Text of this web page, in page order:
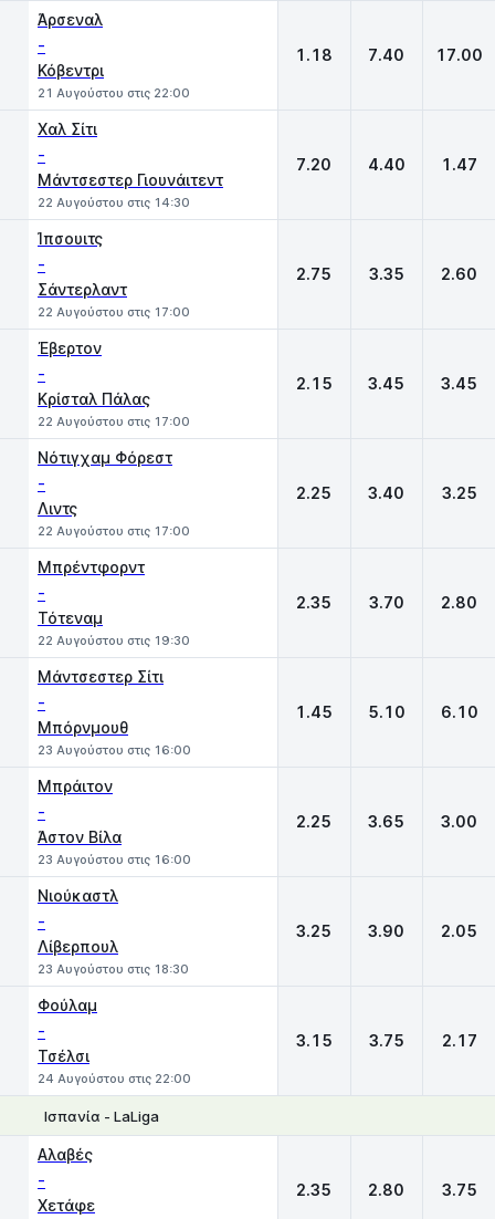
Άρσεναλ
-
Κόβεντρι
21 Αυγούστου στις 22:00
1.18 7.40 17.00
Χαλ Σίτι
-
Μάντσεστερ Γιουνάιτεντ
22 Αυγούστου στις 14:30
7.20 4.40 1.47
Ίπσουιτς
-
Σάντερλαντ
22 Αυγούστου στις 17:00
2.75 3.35 2.60
Έβερτον
-
Κρίσταλ Πάλας
22 Αυγούστου στις 17:00
2.15 3.45 3.45
Νότιγχαμ Φόρεστ
-
Λιντς
22 Αυγούστου στις 17:00
2.25 3.40 3.25
Μπρέντφορντ
-
Τότεναμ
22 Αυγούστου στις 19:30
2.35 3.70 2.80
Μάντσεστερ Σίτι
-
Μπόρνμουθ
23 Αυγούστου στις 16:00
1.45 5.10 6.10
Μπράιτον
-
Άστον Βίλα
23 Αυγούστου στις 16:00
2.25 3.65 3.00
Νιούκαστλ
-
Λίβερπουλ
23 Αυγούστου στις 18:30
3.25 3.90 2.05
Φούλαμ
-
Τσέλσι
24 Αυγούστου στις 22:00
3.15 3.75 2.17
Ισπανία - LaLiga
Αλαβές
-
Χετάφε
2.35 2.80 3.75